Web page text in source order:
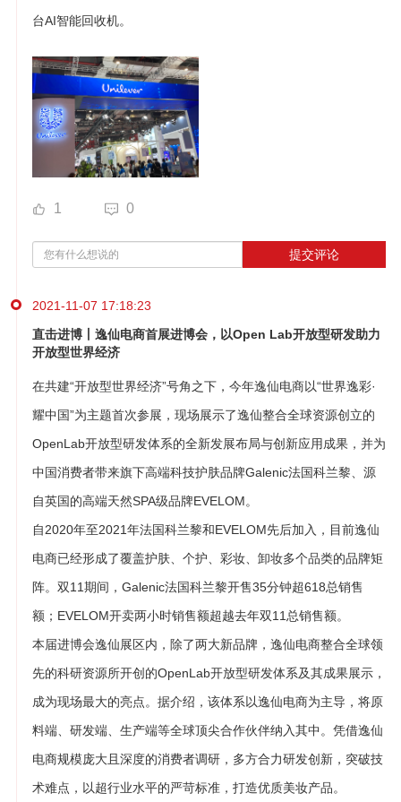
台AI智能回收机。
1 0
提交评论
2021-11-07 17:18:23
直击进博丨逸仙电商首展进博会，以Open Lab开放型研发助力
开放型世界经济
在共建“开放型世界经济”号角之下，今年逸仙电商以“世界逸彩·
耀中国”为主题首次参展，现场展示了逸仙整合全球资源创立的
OpenLab开放型研发体系的全新发展布局与创新应用成果，并为
中国消费者带来旗下高端科技护肤品牌Galenic法国科兰黎、源
自英国的高端天然SPA级品牌EVELOM。
自2020年至2021年法国科兰黎和EVELOM先后加入，目前逸仙
电商已经形成了覆盖护肤、个护、彩妆、卸妆多个品类的品牌矩
阵。双11期间，Galenic法国科兰黎开售35分钟超618总销售
额；EVELOM开卖两小时销售额超越去年双11总销售额。
本届进博会逸仙展区内，除了两大新品牌，逸仙电商整合全球领
先的科研资源所开创的OpenLab开放型研发体系及其成果展示，
成为现场最大的亮点。据介绍，该体系以逸仙电商为主导，将原
料端、研发端、生产端等全球顶尖合作伙伴纳入其中。凭借逸仙
电商规模庞大且深度的消费者调研，多方合力研发创新，突破技
术难点，以超行业水平的严苛标准，打造优质美妆产品。